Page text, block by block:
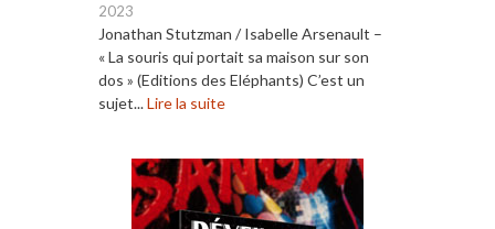
2023
Jonathan Stutzman / Isabelle Arsenault –
« La souris qui portait sa maison sur son
dos » (Editions des Eléphants) C’est un
sujet...Lire la suite